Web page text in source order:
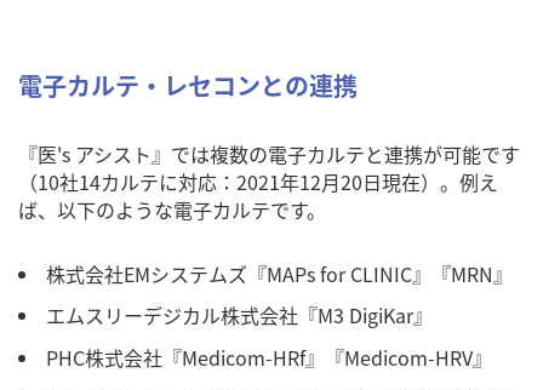
電子カルテ・レセコンとの連携
『医's アシスト』では複数の電子カルテと連携が可能です
（10社14カルテに対応：2021年12月20日現在）。例え
ば、以下のような電子カルテです。
株式会社EMシステムズ『MAPs for CLINIC』『MRN』
エムスリーデジカル株式会社『M3 DigiKar』
PHC株式会社『Medicom-HRf』『Medicom-HRV』